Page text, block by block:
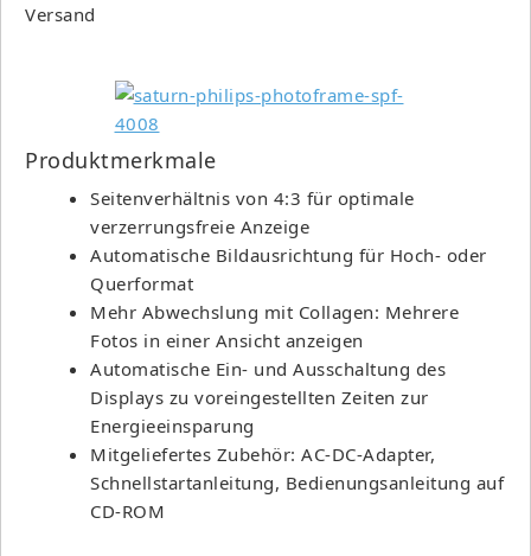
Versand
Produktmerkmale
Seitenverhältnis von 4:3 für optimale
verzerrungsfreie Anzeige
Automatische Bildausrichtung für Hoch- oder
Querformat
Mehr Abwechslung mit Collagen: Mehrere
Fotos in einer Ansicht anzeigen
Automatische Ein- und Ausschaltung des
Displays zu voreingestellten Zeiten zur
Energieeinsparung
Mitgeliefertes Zubehör: AC-DC-Adapter,
Schnellstartanleitung, Bedienungsanleitung auf
CD-ROM